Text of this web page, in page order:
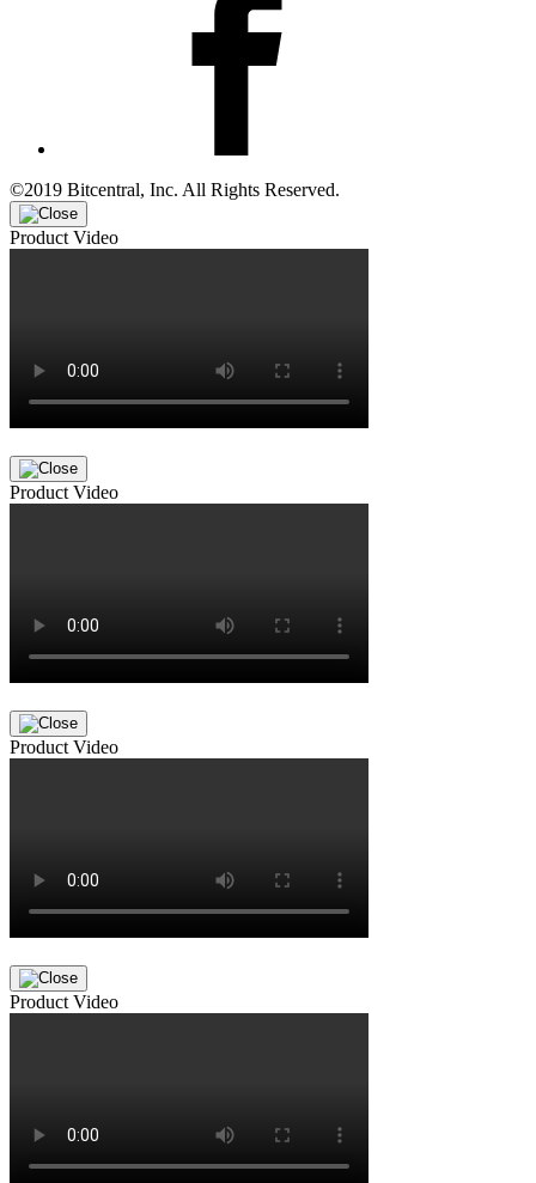
©2019 Bitcentral, Inc. All Rights Reserved.
Product Video
Product Video
Product Video
Product Video